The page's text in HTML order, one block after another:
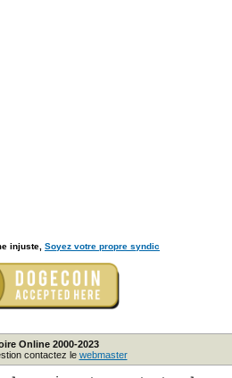
injuste, Soyez votre propre syndic
Online 2000-2023
contactez le webmaster